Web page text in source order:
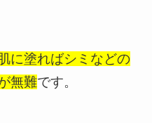
に塗ればシミなどの
無難です。